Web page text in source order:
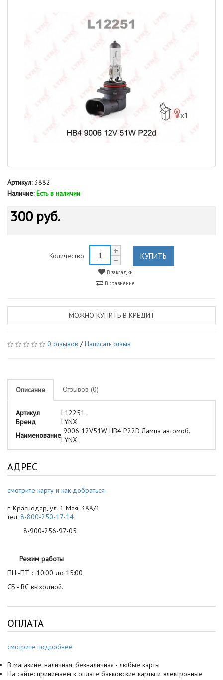
Артикул:3882
Наличие: Есть в наличии
300 руб.
Количество КУПИТЬ
В закладки
В сравнение
МОЖНО КУПИТЬ В КРЕДИТ
0 отзывов /Написать отзыв
Описание Отзывов (0)
Артикул
L12251
Бренд
LYNX
Наименование 9006 12V51W HB4 P22D Лампа автомоб.
LYNX
АДРЕС
смотрите карту и как добраться
г. Краснодар, ул. 1 Мая, 388/1
тел. 8-800-250-17-14
8-900-256-97-05
Режим работы
ПН -ПТ с 10:00 до 15:00
СБ - ВС выходной.
ОПЛАТА
смотрите подробнее
В магазине: наличная, безналичная - любые карты
На сайте: принимаем к оплате банковские карты и электронные